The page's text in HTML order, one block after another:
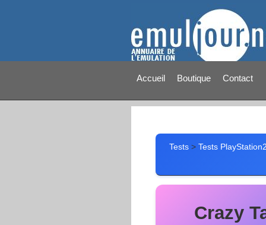
Accueil Boutique Contact
Tests >Tests
Crazy